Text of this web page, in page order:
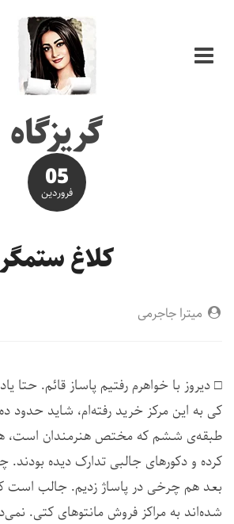
گریزگاه
05
فروردین
کلاغ ستمگر
میترا جاجرمی
□ دیروز با خواهرم رفتیم پاساز قائم. حتا
کی به این مرکز خرید رفته‌ام، شاید حدود
طبقه‌ی ششم که مختص هنرمندان است،
کرده و دکورهای جالبی تدارک دیده
بعد هم چرخی در پاساژ زدیم. جالب است
شده‌اند به مراکز فروش مانتوهای کتی.